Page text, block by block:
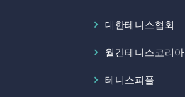
대한테니스협회
월간테니스코리아
테니스피플